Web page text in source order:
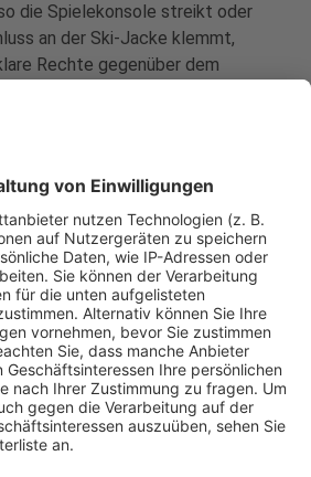
die Spielekonsole streikt oder
an der Ski-Jacke klemmt,
Rechte gegenüber dem
Ansprüche wegen eines
geltend zu machen.
fehlerhaften Ware zurückerhält
muss er dem Händler die
zu reparieren oder
zu liefern.
Kommt es wegen des
muss der Händler innerhalb
Monate nach dem Kauf
die Ware einwandfrei war, als sie
ging. Auch das ist Musik für
schlecht verständlichen oder